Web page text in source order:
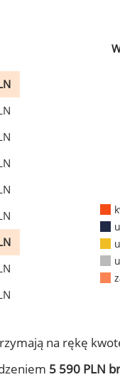
na rękę
5 590 PLN